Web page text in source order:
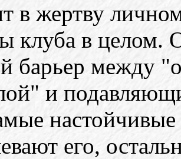
в жертву
клуба в целом.
барьер между
и
настойчивые
его,